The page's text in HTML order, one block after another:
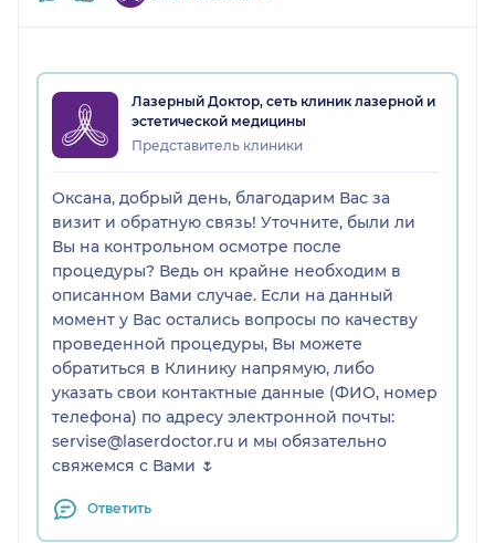
Лазерный Доктор, сеть клиник лазерной и
эстетической медицины
Представитель клиники
Оксана, добрый день, благодарим Вас за
визит и обратную связь! Уточните, были ли
Вы на контрольном осмотре после
процедуры? Ведь он крайне необходим в
описанном Вами случае. Если на данный
момент у Вас остались вопросы по качеству
проведенной процедуры, Вы можете
обратиться в Клинику напрямую, либо
указать свои контактные данные (ФИО, номер
телефона) по адресу электронной почты:
servise@laserdoctor.ru и мы обязательно
свяжемся с Вами 🌷
Ответить